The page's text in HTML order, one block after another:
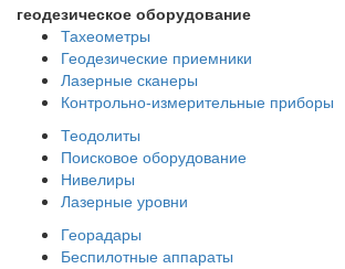
геодезическое оборудование
Тахеометры
Геодезические приемники
Лазерные сканеры
Контрольно-измерительные приборы
Теодолиты
Поисковое оборудование
Нивелиры
Лазерные уровни
Георадары
Беспилотные аппараты